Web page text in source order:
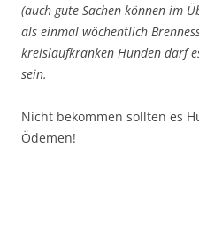
(auch gute Sachen können im
als einmal wöchentlich
kreislaufkranken Hunden darf
sein.
Nicht bekommen sollten es
Ödemen!